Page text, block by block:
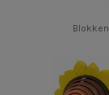
Blokken